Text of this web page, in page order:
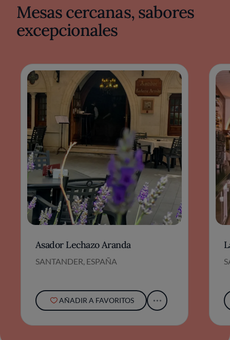
Mesas cercanas, sabores
excepcionales
Asador Lechazo Aranda
SANTANDER, ESPAÑA
AÑADIR A FAVORITOS